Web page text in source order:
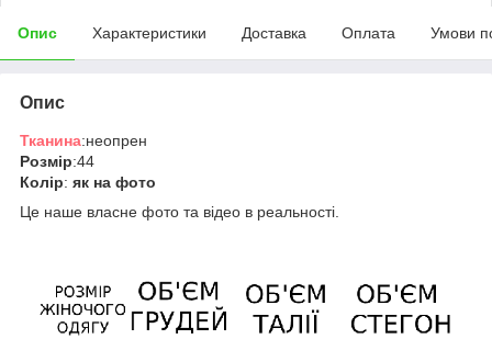
Опис Характеристики Доставка Оплата Умови
Опис
Тканина:неопрен
Розмір:44
Колір: як на фото
Це наше власне фото та відео в реальності.